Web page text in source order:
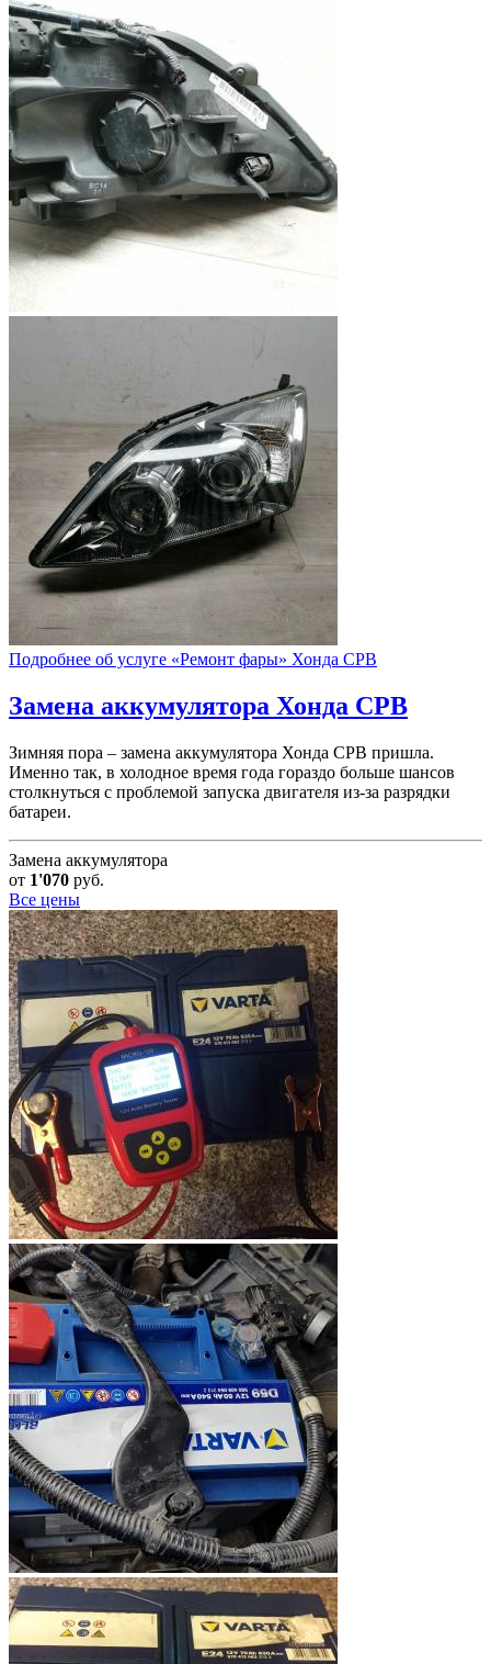
Подробнее об услуге «Ремонт фары» Хонда СРВ
Замена аккумулятора Хонда СРВ
Зимняя пора – замена аккумулятора Хонда СРВ пришла.
Именно так, в холодное время года гораздо больше шансов
столкнуться с проблемой запуска двигателя из-за разрядки
батареи.
Замена аккумулятора
от 1'070 руб.
Все цены